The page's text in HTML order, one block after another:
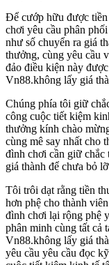
Để cướp hữu được
chơi yêu cầu phân
như số chuyển ra giá
thưởng, cùng yêu cầu
đảo điều kiện này
Vn88.không lấy giá
Chúng phía tôi giữ
công cuộc tiết kiệm
thưởng kính chào
cùng mê say nhất cho
đình chơi cần giữ chắc
giá thành để chưa bỏ
Tôi trôi dạt rằng tiền
hơn phệ cho thành
đình chơi lại rộng phệ
phân minh cùng tất cả
Vn88.không lấy giá
yêu cầu yêu cầu đọc